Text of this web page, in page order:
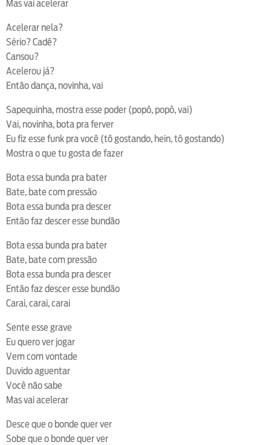
Mas vai acelerar
Acelerar nela?
Sério? Cadê?
Cansou?
Acelerou já?
Então dança, novinha, vai
Sapequinha, mostra esse poder (popô, popô, vai)
Vai, novinha, bota pra ferver
Eu fiz esse funk pra você (tô gostando, hein, tô gostando)
Mostra o que tu gosta de fazer
Bota essa bunda pra bater
Bate, bate com pressão
Bota essa bunda pra descer
Então faz descer esse bundão
Bota essa bunda pra bater
Bate, bate com pressão
Bota essa bunda pra descer
Então faz descer esse bundão
Carai, carai, carai
Sente esse grave
Eu quero ver jogar
Vem com vontade
Duvido aguentar
Você não sabe
Mas vai acelerar
Desce que o bonde quer ver
Sobe que o bonde quer ver